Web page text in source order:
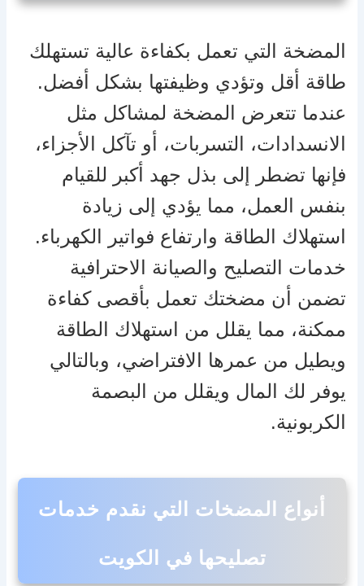
المضخة التي تعمل بكفاءة عالية تستهلك
طاقة أقل وتؤدي وظيفتها بشكل أفضل.
عندما تتعرض المضخة لمشاكل مثل
الانسدادات، التسربات، أو تآكل الأجزاء،
فإنها تضطر إلى بذل جهد أكبر للقيام
بنفس العمل، مما يؤدي إلى زيادة
استهلاك الطاقة وارتفاع فواتير الكهرباء.
خدمات التصليح والصيانة الاحترافية
تضمن أن مضختك تعمل بأقصى كفاءة
ممكنة، مما يقلل من استهلاك الطاقة
ويطيل من عمرها الافتراضي، وبالتالي
يوفر لك المال ويقلل من البصمة
الكربونية.
أنواع المضخات التي نقدم خدمات
تصليحها في الكويت